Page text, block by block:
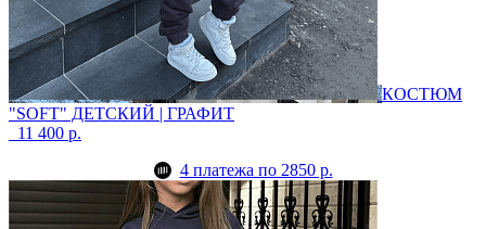
КОСТЮМ
"SOFT" ДЕТСКИЙ | ГРАФИТ
11 400 р.
4 платежа по 2850 р.